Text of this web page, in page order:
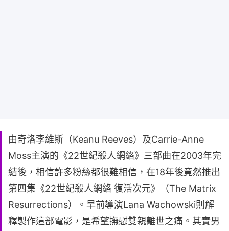
由奇洛李維斯（Keanu Reeves）及Carrie-Anne
Moss主演的《22世紀殺人網絡》三部曲在2003年完
結後，相信許多粉絲都很難相信，在18年後竟然推出
第四集《22世紀殺人網絡 復活次元》（The Matrix
Resurrections）。早前導演Lana Wachowski則解
釋製作這部電影，是希望撫慰雙親離世之痛。其實男